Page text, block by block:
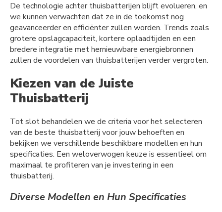
De technologie achter thuisbatterijen blijft evolueren, en
we kunnen verwachten dat ze in de toekomst nog
geavanceerder en efficiënter zullen worden. Trends zoals
grotere opslagcapaciteit, kortere oplaadtijden en een
bredere integratie met hernieuwbare energiebronnen
zullen de voordelen van thuisbatterijen verder vergroten.
Kiezen van de Juiste
Thuisbatterij
Tot slot behandelen we de criteria voor het selecteren
van de beste thuisbatterij voor jouw behoeften en
bekijken we verschillende beschikbare modellen en hun
specificaties. Een weloverwogen keuze is essentieel om
maximaal te profiteren van je investering in een
thuisbatterij.
Diverse Modellen en Hun Specificaties